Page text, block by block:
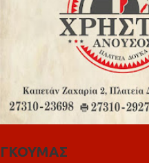
ΓΚΟΥΜΑΣ